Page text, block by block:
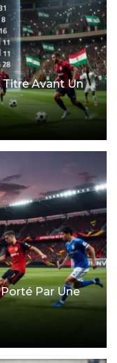
Avant Un
Par Une